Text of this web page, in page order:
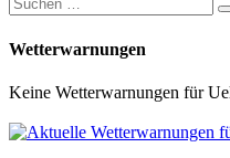
Wetterwarnungen
Keine Wetterwarnungen für